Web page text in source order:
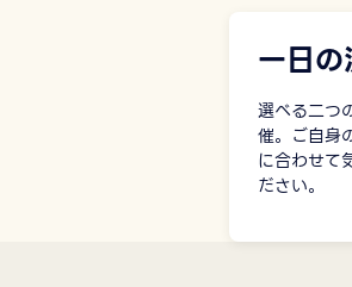
一日
選べる二つ
催。ご自身
に合わせて
ださい。